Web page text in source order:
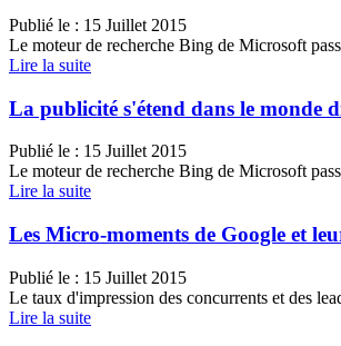
Publié le : 15 Juillet 2015
Le moteur de recherche Bing de Microsoft
Lire la suite
La publicité s'étend dans le monde
Publié le : 15 Juillet 2015
Le moteur de recherche Bing de Microsoft
Lire la suite
Les Micro-moments de Google et
Publié le : 15 Juillet 2015
Le taux d'impression des concurrents et des
Lire la suite